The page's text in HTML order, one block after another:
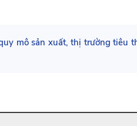
mô sản xuất, thị trường tiêu